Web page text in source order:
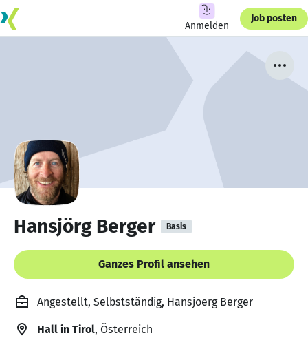
Anmelden
Job posten
Hansjörg Berger Basis
Ganzes Profil ansehen
Angestellt, Selbstständig, Hansjoerg Berger
Hall in Tirol, Österreich